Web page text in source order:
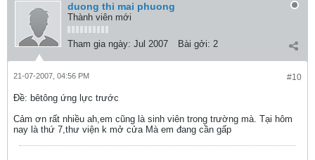
duong thi mai phuong
Thành viên mới
Tham gia ngày: Jul 2007 Bài gởi: 2
#10
21-07-2007, 04:56 PM
Ðề: bêtông ứng lực trước
Cảm ơn rất nhiều ah,em cũng là sinh viên trong trường mà. Tại hôm
nay là thứ 7,thư viện k mở cửa Mà em đang cần gấp